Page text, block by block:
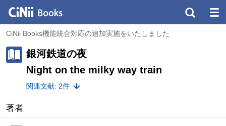
CiNii Books機能統合対応の追加実施をいたしました
銀河鉄道の夜
Night on the milky way train
関連文献: 2件
著者